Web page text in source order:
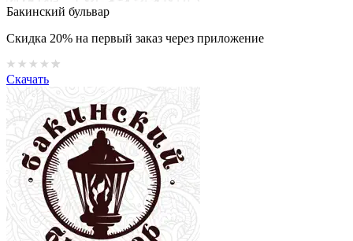
Бакинский бульвар
Скидка 20% на первый заказ через приложение
Скачать